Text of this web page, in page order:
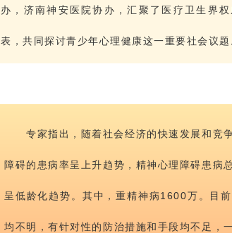
办，济南神安医院协办，汇聚了医疗卫生界
表，共同探讨青少年心理健康这一重要社会议题
专家指出，随着社会经济的快速发展和竞
障碍的患病率呈上升趋势，精神心理障碍患病
呈低龄化趋势。其中，重精神病1600万。目
均不明，有针对性的防治措施和手段均不足，